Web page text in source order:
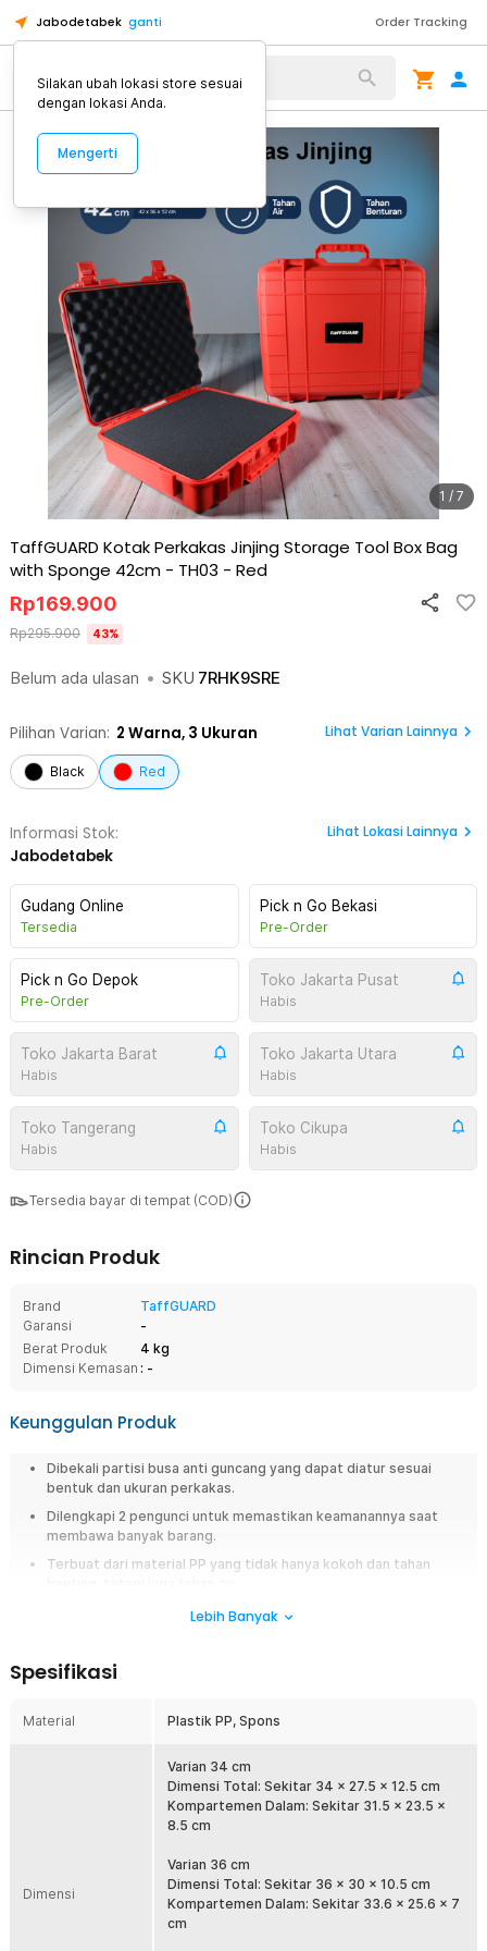
Jabodetabek ganti Order Tracking
Alat Kopi
1 / 7
TaffGUARD Kotak Perkakas Jinjing Storage Tool Box Bag
with Sponge 42cm - TH03 - Red
Belum ada ulasan • SKU 7RHK9SRE
Rp169.900
Rp295.900 43%
Pilihan Varian: 2 Warna, 3 Ukuran Lihat Varian Lainnya
Black Red
Informasi Stok:
Jabodetabek
Lihat Lokasi Lainnya
Gudang Online
Tersedia
Pick n Go Bekasi
Pre-Order
Pick n Go Depok
Pre-Order
Toko Jakarta Pusat
Habis
Toko Jakarta Barat
Habis
Toko Jakarta Utara
Habis
Toko Tangerang
Habis
Toko Cikupa
Habis
Tersedia bayar di tempat (COD)
Rincian Produk
Brand
TaffGUARD
Garansi
-
Berat Produk
4 kg
Dimensi Kemasan : -
Keunggulan Produk
Dibekali partisi busa anti guncang yang dapat diatur sesuai
bentuk dan ukuran perkakas.
Dilengkapi 2 pengunci untuk memastikan keamanannya saat
membawa banyak barang.
Terbuat dari material PP yang tidak hanya kokoh dan tahan
tidak boleh dibawa sembarangan. Untuk menjaganya tetap aman saat
Kotaknya sendiri terbuat dari material plastik PP sehingga tahan
fotografi tetap aman meski tas terguncang.
Pekerjaan instalasi elektronik, pertukangan, hingga fotografi
membutuhkan banyak peralatan. Dengan kotak perkakas
TaffGUARD, Anda tak akan meninggalkan satu alat pun karena kotak
Lebih Banyak
Spesifikasi
Material Plastik PP, Spons
Dimensi
Varian 34 cm
Dimensi Total: Sekitar 34 x 27.5 x 12.5 cm
Kompartemen Dalam: Sekitar 31.5 x 23.5 x
8.5 cm
Varian 36 cm
Dimensi Total: Sekitar 36 x 30 x 10.5 cm
Kompartemen Dalam: Sekitar 33.6 x 25.6 x 7
cm
Silakan ubah lokasi store sesuai
dengan lokasi Anda.
Mengerti